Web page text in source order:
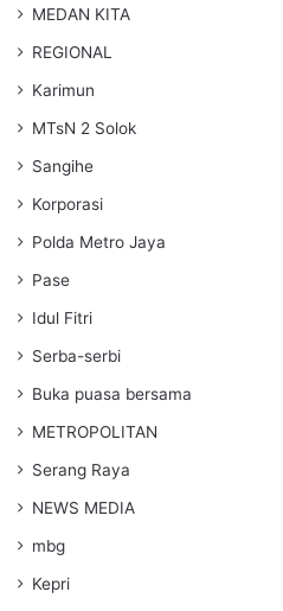
MEDAN KITA
REGIONAL
Karimun
MTsN 2 Solok
Sangihe
Korporasi
Polda Metro Jaya
Pase
Idul Fitri
Serba-serbi
Buka puasa bersama
METROPOLITAN
Serang Raya
NEWS MEDIA
mbg
Kepri